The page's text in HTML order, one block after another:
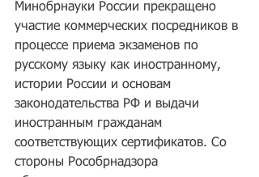
Минобрнауки России прекращено
участие коммерческих посредников в
процессе приема экзаменов по
русскому языку как иностранному,
истории России и основам
законодательства РФ и выдачи
иностранным гражданам
соответствующих сертификатов. Со
стороны Рособрнадзора